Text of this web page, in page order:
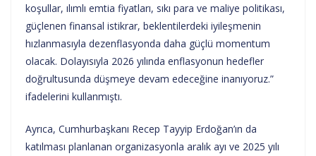
koşullar, ılımlı emtia fiyatları, sıkı para ve maliye politikası,
güçlenen finansal istikrar, beklentilerdeki iyileşmenin
hızlanmasıyla dezenflasyonda daha güçlü momentum
olacak. Dolayısıyla 2026 yılında enflasyonun hedefler
doğrultusunda düşmeye devam edeceğine inanıyoruz.”
ifadelerini kullanmıştı.
Ayrıca, Cumhurbaşkanı Recep Tayyip Erdoğan’ın da
katılması planlanan organizasyonla aralık ayı ve 2025 yılı